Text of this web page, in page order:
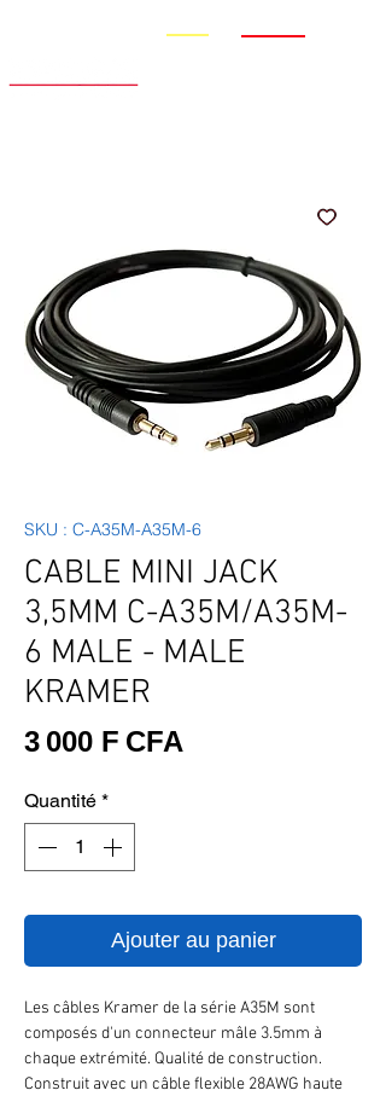
SKU : C-A35M-A35M-6
CABLE MINI JACK
3,5MM C-A35M/A35M-
6 MALE - MALE
KRAMER
3 000 F CFA
Quantité *
Ajouter au panier
Les câbles Kramer de la série A35M sont
composés d'un connecteur mâle 3.5mm à
chaque extrémité. Qualité de construction.
Construit avec un câble flexible 28AWG haute